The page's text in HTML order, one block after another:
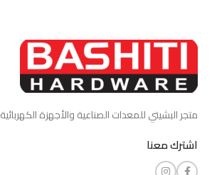
متجر البشيتي للمعدات الصناعية والأجهزة الكهربائية
اشترك معنا